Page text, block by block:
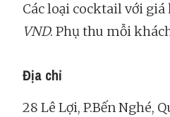
Các loại cocktail với giá
VND. Phụ thu mỗi
Địa chỉ
28 Lê Lợi, P.Bến Nghé,